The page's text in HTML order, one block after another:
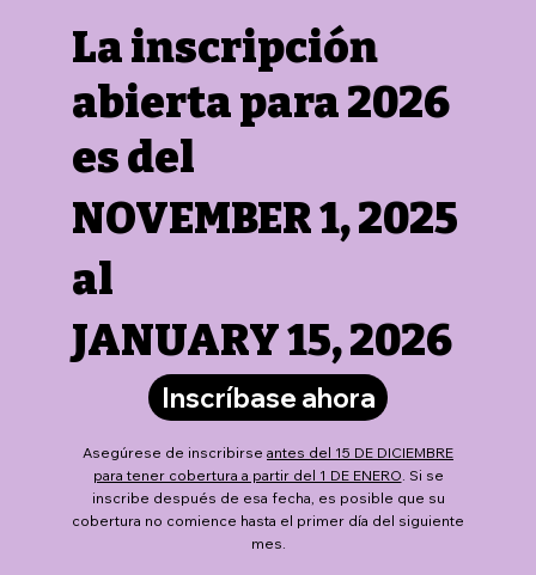
La inscripción
abierta para 2026
es del
NOVEMBER 1, 2025
al
JANUARY 15, 2026
Inscríbase ahora
Asegúrese de inscribirse antes del 15 DE DICIEMBRE
para tener cobertura a partir del 1 DE ENERO. Si se
inscribe después de esa fecha, es posible que su
cobertura no comience hasta el primer día del siguiente
mes.